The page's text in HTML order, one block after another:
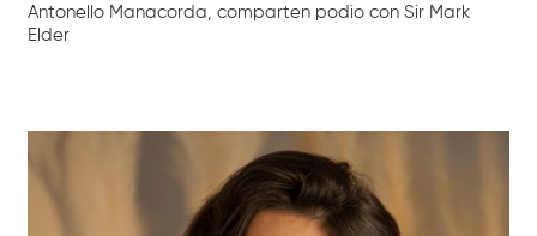
Antonello Manacorda, comparten podio con Sir Mark
Elder